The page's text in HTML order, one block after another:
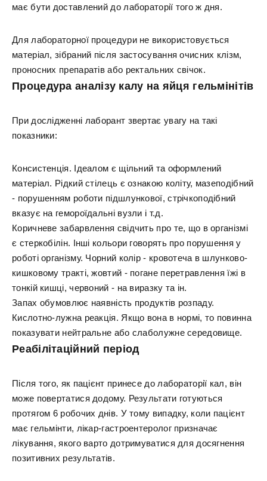
має бути доставлений до лабораторії того ж дня.
Для лабораторної процедури не використовується
матеріал, зібраний після застосування очисних клізм,
проносних препаратів або ректальних свічок.
Процедура аналізу калу на яйця гельмінітів
При дослідженні лаборант звертає увагу на такі
показники:
Консистенція. Ідеалом є щільний та оформлений
матеріал. Рідкий стілець є ознакою коліту, мазеподібний
- порушенням роботи підшлункової, стрічкоподібний
вказує на гемороїдальні вузли і т.д.
Коричневе забарвлення свідчить про те, що в організмі
є стеркобілін. Інші кольори говорять про порушення у
роботі організму. Чорний колір - кровотеча в шлунково-
кишковому тракті, жовтий - погане перетравлення їжі в
тонкій кишці, червоний - на виразку та ін.
Запах обумовлює наявність продуктів розпаду.
Кислотно-лужна реакція. Якщо вона в нормі, то повинна
показувати нейтральне або слаболужне середовище.
Реабілітаційний період
Після того, як пацієнт принесе до лабораторії кал, він
може повертатися додому. Результати готуються
протягом 6 робочих днів. У тому випадку, коли пацієнт
має гельмінти, лікар-гастроентеролог призначає
лікування, якого варто дотримуватися для досягнення
позитивних результатів.